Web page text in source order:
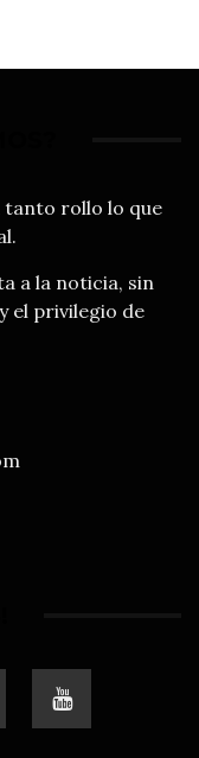
rollo lo que
a la noticia, sin
el privilegio de